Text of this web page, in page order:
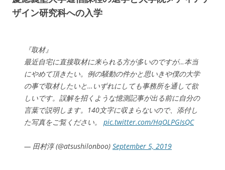
ザイン研究科への入学
『取材』
最近自宅に直接取材に来られる方が多いのですが…本当
にやめて頂きたい。例の騒動の件かと思いきや僕の大学
の事で取材したいと…いずれにしても事務所を通して欲
しいです。誤解を招くような憶測記事が出る前に自分の
言葉で説明します。140文字に収まらないので、添付し
た写真をご覧ください。 pic.twitter.com/HqOLPGIsQC
— 田村淳 (@atsushilonboo) September 5, 2019